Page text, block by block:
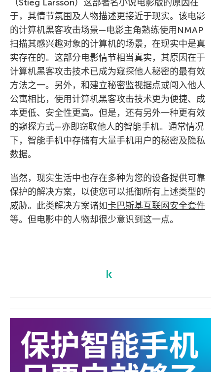
（Stieg Larsson）这部著名小说电影版的原因在
于，其情节氛围及人物描述更接近于现实。该电影
的计算机黑客攻击场景—电影主角熟练使用NMAP
扫描其感兴趣对象的计算机的场景，在现实中是真
实存在的。这部分电影情节相当真实，其原因在于
计算机黑客攻击技术已成为窥探他人秘密的最有效
方法之一。另外，和建立秘密监视据点或闯入他人
公寓相比，使用计算机黑客攻击技术更为便捷、成
本更低、安全性更高。但是，还有另外一种更有效
的窥探方式—亦即窃取他人的智能手机。通常情况
下，智能手机中存储有大量手机用户的秘密及隐私
数据。
当然，现实生活中也存在多种为您的设备提供可靠
保护的解决方案，以使您可以抵御所有上述类型的
威胁。此类解决方案诸如卡巴斯基互联网安全套件
等。但电影中的人物却很少意识到这一点。